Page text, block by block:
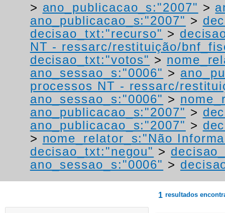
> ano_publicacao_s:"2007" >
ano_publicacao_s:"2007" >
decisao_txt:"recurso" >
NT - ressarc/restituição/
decisao_txt:"votos" >
ano_sessao_s:"0006" >
processos NT - ressarc/
ano_sessao_s:"0006" >
ano_publicacao_s:"2007" >
ano_publicacao_s:"2007" >
> nome_relator_s:"Não
decisao_txt:"negou" >
ano_sessao_s:"0006" >
1 resultados